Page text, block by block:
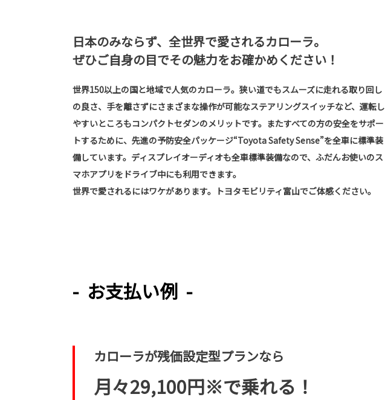
日本のみならず、全世界で愛されるカローラ。
ぜひご自身の目でその魅力をお確かめください！
世界150以上の国と地域で人気のカローラ。狭い道でもスムーズに走れる取り回し
の良さ、手を離さずにさまざまな操作が可能なステアリングスイッチなど、運転し
やすいところもコンパクトセダンのメリットです。またすべての方の安全をサポー
トするために、先進の予防安全パッケージ“Toyota Safety Sense”を全車に標準装
備しています。ディスプレイオーディオも全車標準装備なので、ふだんお使いのス
マホアプリをドライブ中にも利用できます。
世界で愛されるにはワケがあります。トヨタモビリティ富山でご体感ください。
- お支払い例 -
カローラが残価設定型プランなら
月々29,100円※で乗れる！